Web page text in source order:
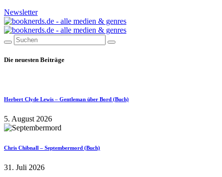
Newsletter
Die neuesten Beiträge
Herbert Clyde Lewis – Gentleman über Bord (Buch)
5. August 2026
Chris Chibnall – Septembermord (Buch)
31. Juli 2026